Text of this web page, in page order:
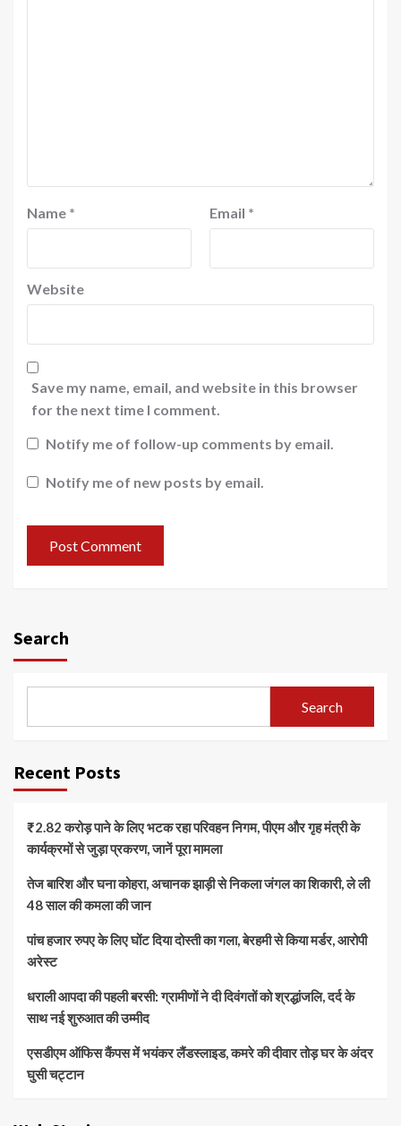
Name * Email *
Website
Save my name, email, and website in this browser
for the next time I comment.
Notify me of follow-up comments by email.
Notify me of new posts by email.
Search
Search
Recent Posts
₹2.82 करोड़ पाने के लिए भटक रहा परिवहन निगम, पीएम और गृह मंत्री के
कार्यक्रमों से जुड़ा प्रकरण, जानें पूरा मामला
तेज बारिश और घना कोहरा, अचानक झाड़ी से निकला जंगल का शिकारी, ले ली
48 साल की कमला की जान
पांच हजार रुपए के लिए घोंट दिया दोस्ती का गला, बेरहमी से किया मर्डर, आरोपी
अरेस्ट
धराली आपदा की पहली बरसी: ग्रामीणों ने दी दिवंगतों को श्रद्धांजलि, दर्द के
साथ नई शुरुआत की उम्मीद
एसडीएम ऑफिस कैंपस में भयंकर लैंडस्लाइड, कमरे की दीवार तोड़ घर के अंदर
घुसी चट्टान